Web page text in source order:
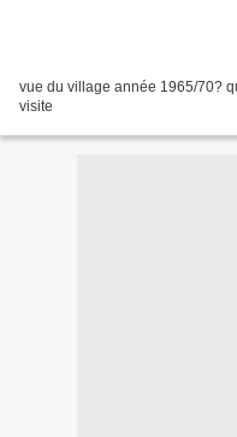
vue du village année 1965/70?
visite